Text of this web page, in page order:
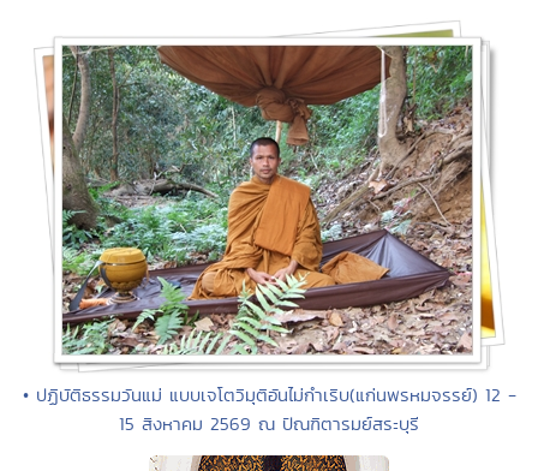
• ปฏิบัติธรรมวันแม่ แบบเจโตวิมุติอันไม่กำเริบ(แก่นพรหมจรรย์) 12 -
15 สิงหาคม 2569 ณ ปัณฑิตารมย์สระบุรี